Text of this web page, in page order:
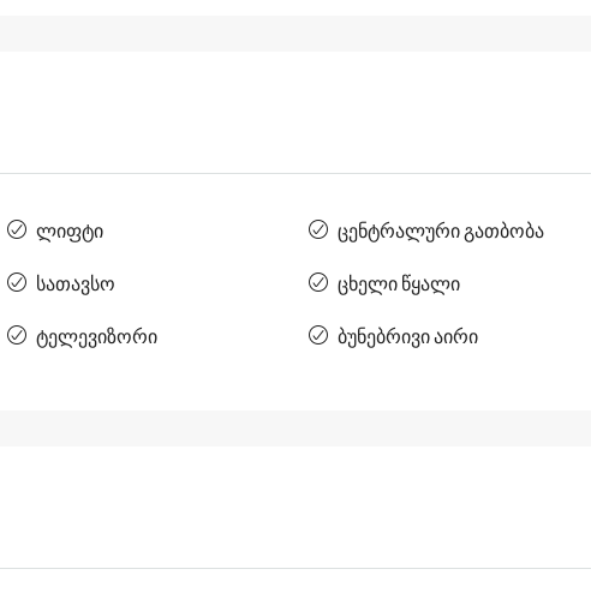
ლიფტი
სათავსო
ტელევიზორი
ცენტრალური გათბობა
ცხელი წყალი
ბუნებრივი აირი